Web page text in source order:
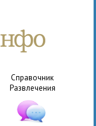
Справочник
Развлечения